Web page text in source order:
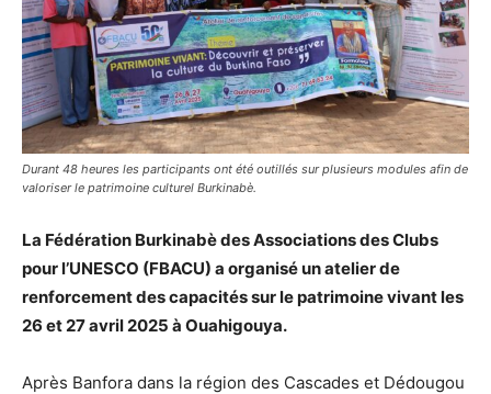
Durant 48 heures les participants ont été outillés sur plusieurs modules afin de
valoriser le patrimoine culturel Burkinabè.
La Fédération Burkinabè des Associations des Clubs
pour l’UNESCO (FBACU) a organisé un atelier de
renforcement des capacités sur le patrimoine vivant les
26 et 27 avril 2025 à Ouahigouya.
Après Banfora dans la région des Cascades et Dédougou